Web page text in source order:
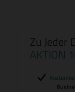
Zu Jeder
AKTION